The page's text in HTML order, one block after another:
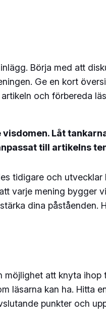
Börja med att
Ge en kort
och förbereda
Låt
till artikelns
tidigare och
varje mening bygger
dina
att knyta
läsarna kan ha. Hitta
punkter och